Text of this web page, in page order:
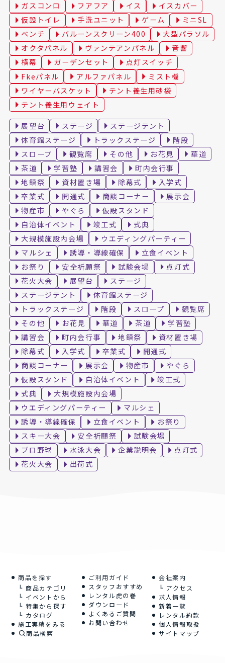
ガスコンロ
フアフア イス
イスカバー
仮設トイレ
手洗ユニット ゲーム
ミニSL
ベンチ
バルーンスクリーン400
大型パラソル
オクタパネル
ヴァンテアンパネル
音響
横幕
ガーデンセット
点灯スイッチ
Fkeパネル
アルファパネル
ミスト機
ワイヤーバスケット
テント養生用砂袋
テント養生用ウェイト
展望台 ステージ
ステージテント
体育館ステージ
トラックステージ
階段
スロープ
観覧席 その他 お花見
華道
茶道
学習塾 講習会
町内会行事
地鎮祭
資材置き場 除幕式
入学式
卒業式
開通式 商談コーナー
展示会
物産市
やぐら
仮設スタンド
自治体イベント
竣工式
式典
大規模施設内会場
ウエディングパーティー
マルシェ
誘導・導線確保
立食イベント
お祭り
安全祈願祭 試験会場
点灯式
花火大会
展望台
ステージ
ステージテント
体育館ステージ
トラックステージ
階段 スロープ
観覧席
その他
お花見 華道 茶道
学習塾
講習会
町内会行事 地鎮祭
資材置き場
除幕式
入学式 卒業式
開通式
商談コーナー
展示会 物産市
やぐら
仮設スタンド
自治体イベント
竣工式
式典
大規模施設内会場
ウエディングパーティー
マルシェ
誘導・導線確保
立食イベント
お祭り
スキー大会
安全祈願祭
試験会場
プロ野球
水泳大会 企業説明会
点灯式
花火大会
出荷式
商品を探す
商品カテゴリ
イベントから
特集から探す
カタログ
施工実績をみる
商品検索
ご利用ガイド
スタッフおすすめ
レンタル虎の巻
ダウンロード
よくあるご質問
お問い合わせ
会社案内
アクセス
求人情報
新着一覧
レンタル約款
個人情報取扱
サイトマップ